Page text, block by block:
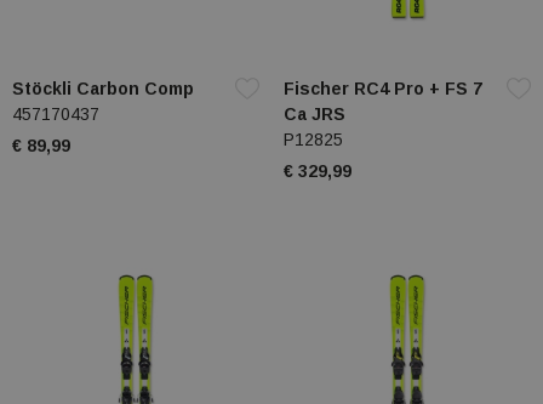
Stöckli Carbon Comp
457170437
€ 89,99
Fischer RC4 Pro + FS 7
Ca JRS
P12825
€ 329,99